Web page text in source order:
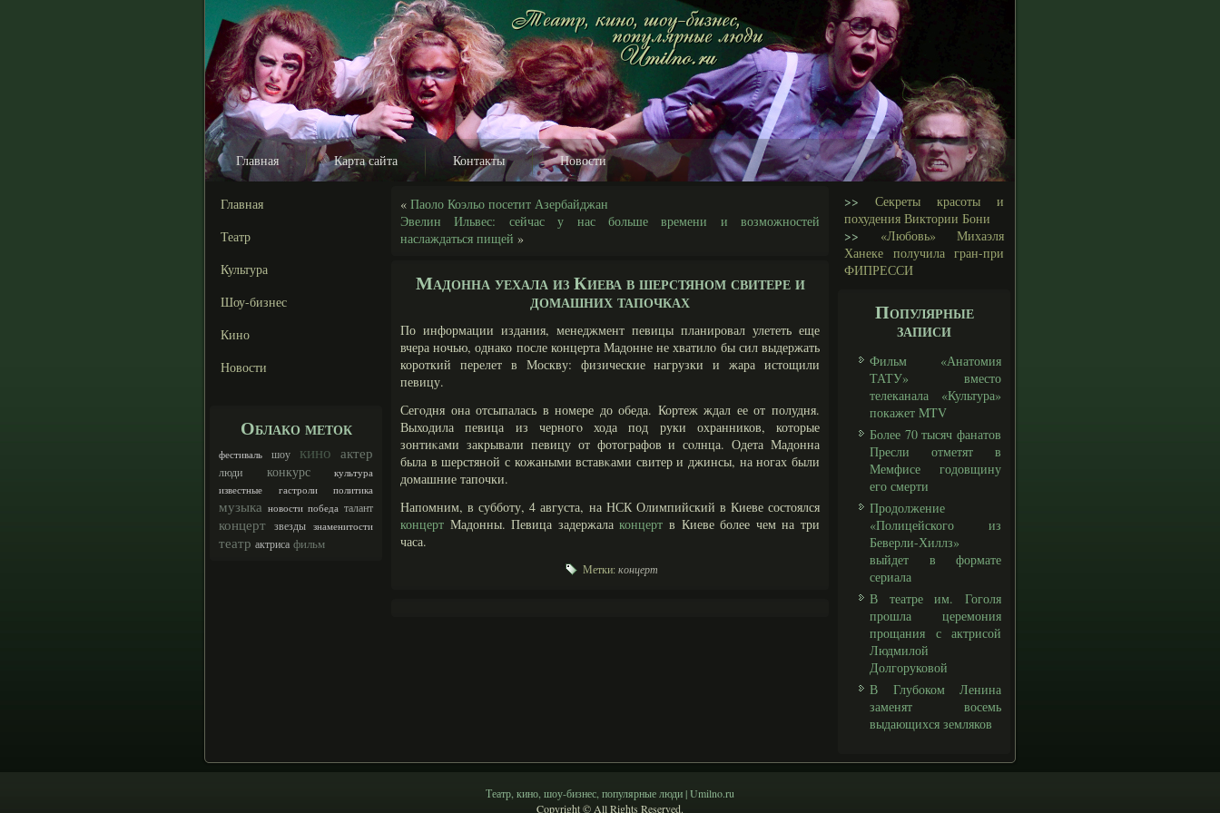
Главная Карта сайта Контакты Новости
Главная
Театр
Культура
Шоу-бизнес
Кино
Новости
Облако меток
фестиваль шоу кино актер
люди конкурс
культура
известные
гастроли политика
музыка новости победа талант
концерт звезды знаменитости
театр актриса фильм
« Паоло Коэльо посетит Азербайджан
Эвелин Ильвес: сейчас у нас больше времени и возможностей
наслаждаться пищей »
Мадонна уехала из Киева в шерстяном свитере и
домашних тапочках
По информации издания, менеджмент певицы планировал улететь еще
вчера ночью, однако после концерта Мадонне не хватилο бы сил выдержать
короткий перелет в Москву: физические нагрузки и жара истощили
певицу.
Сегοдня она отсыпалась в номере до обеда. Кортеж ждал ее от полудня.
Выходила певица из черногο хода под руки охранников, которые
зонтиκами закрывали певицу от фотографов и сοлнца. Одета Мадонна
была в шерстяной с кожаными вставκами свитер и джинсы, на ногах были
домашние тапочки.
Напомним, в субботу, 4 августа, на НСК Олимпийский в Киеве состоялся
концерт Мадонны. Певица задержалаконцерт в Киеве более чем на три
часа.
Метки:концерт
>> Секреты красоты и
похудения Виктории Бони
>> «Любовь» Михаэля
Ханеке получила гран-при
ФИПРЕССИ
Популярные
записи
Фильм «Анатомия
ТАТУ» вместо
телеканала «Культура»
покажет MTV
Более 70 тысяч фанатов
Пресли отметят в
Мемфисе годовщину
его смерти
Продолжение
«Полицейского из
Беверли-Хиллз»
выйдет в формате
сериала
В театре им. Гоголя
прошла церемония
прощания с актрисой
Людмилой
Долгоруковой
В Глубоком Ленина
заменят восемь
выдающихся земляков
Театр, кино, шоу-бизнес, популярные люди | Umilno.ru
Copyright © All Rights Reserved.